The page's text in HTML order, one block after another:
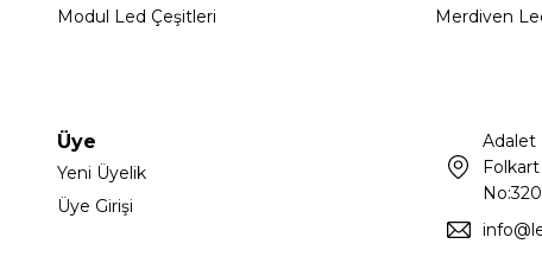
Modul Led Çeşitleri
Merdiven
Üye
Yeni Üyelik
Üye Girişi
Adalet
Folkart